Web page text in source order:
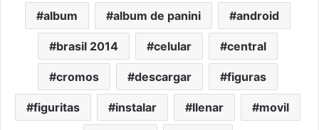
album album de panini android
brasil 2014 celular central
cromos descargar figuras
figuritas instalar llenar movil